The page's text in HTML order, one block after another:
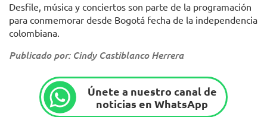
Desfile, música y conciertos son parte de la programación
para conmemorar desde Bogotá fecha de la independencia
colombiana.
Publicado por: Cindy Castiblanco Herrera
Únete a nuestro canal de
noticias en WhatsApp